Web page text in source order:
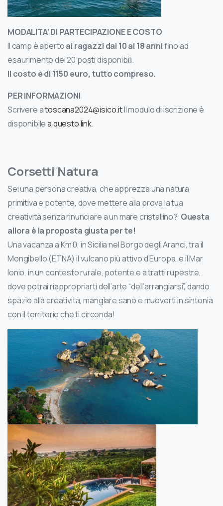
MODALITA’ DI PARTECIPAZIONE E COSTO
Il camp è apertoai ragazzi dai 10 ai 18 annifino ad
esaurimento dei 20 posti disponibili.
Il costo è di 1150 euro, tutto compreso.
PER INFORMAZIONI
Scrivere atoscana2024@isico.itIl modulo di iscrizione è
disponibilea questo link.
Corsetti Natura
Sei una persona creativa, che apprezza una natura
primitiva e potente, dove mettere alla prova la tua
creatività senza rinunciare a un mare cristallino? Questa
allora è la proposta giusta per te!
Una vacanza a Km 0, in Sicilia nel Borgo degli Aranci, tra il
Mongibello (ETNA) il vulcano più attivo d’Europa, e il Mar
Ionio, in un contesto rurale, potente e a tratti rupestre,
dove potrai riappropriarti dell’arte “dell’arrangiarsi”, dando
spazio alla creatività, mangiare sano e muoverti in sintonia
con il territorio che ti circonda!